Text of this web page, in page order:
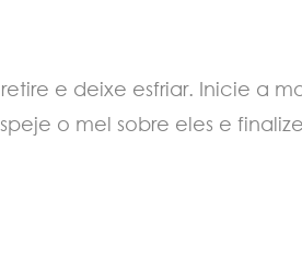
e deixe esfriar. Inicie a
o mel sobre eles e